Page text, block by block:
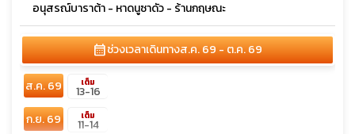
อนุสรณ์บาราต้า - หาดนูซาดัว - ร้านกฤษณะ
calendar_monthช่วงเวลาเดินทางส.ค. 69 - ต.ค. 69
ส.ค. 69 เต็ม
13-16
ก.ย. 69
เต็ม
11-14